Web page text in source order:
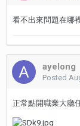
看不出來問題在哪
ayelong
Posted
正常點開職業大廳